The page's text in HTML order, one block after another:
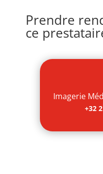
Prendre
ce
Imagerie
+32